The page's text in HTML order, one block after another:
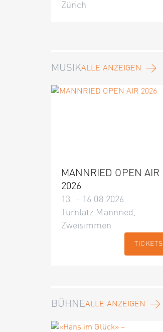
Zürich
MUSIKALLE ANZEIGEN
MANNRIED OPEN AIR
2026
13. – 16.08.2026
Turnlatz Mannried,
Zweisimmen
TICKETS
BÜHNEALLE ANZEIGEN